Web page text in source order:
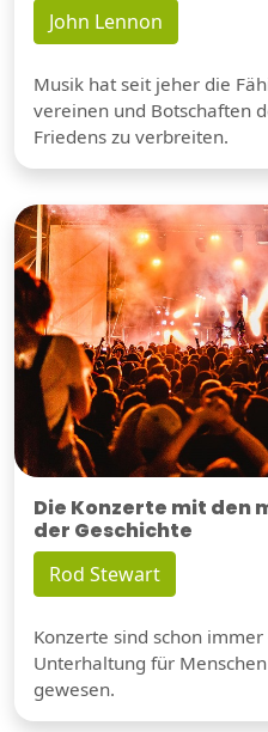
John Lennon
Musik hat seit jeher die
vereinen und Botschaften
Friedens zu verbreiten.
Die Konzerte mit den
der Geschichte
Rod Stewart
Konzerte sind schon
Unterhaltung für
gewesen.